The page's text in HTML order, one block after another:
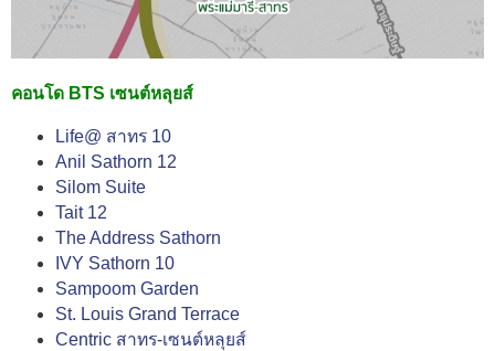
คอนโด BTS เซนต์หลุยส์
Life@ สาทร 10
Anil Sathorn 12
Silom Suite
Tait 12
The Address Sathorn
IVY Sathorn 10
Sampoom Garden
St. Louis Grand Terrace
Centric สาทร-เซนต์หลุยส์